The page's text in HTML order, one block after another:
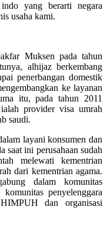
yang berarti negara
usaha kami.
Muksen pada tahun
alhijaz berkembang
penerbangan domestik
ke layanan
itu, pada tahun 2011
provider visa umrah
saudi.
layani konsumen dan
saat ini perusahaan sudah
melewati kementrian
dari kementrian agama.
dalam komunitas
penyelenggara
dan organisasi